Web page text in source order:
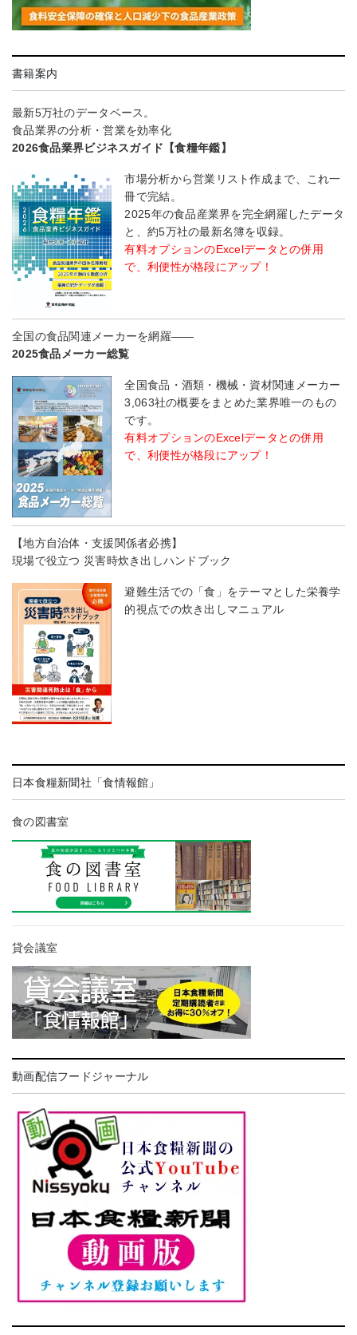
書籍案内
最新5万社のデータベース。
食品業界の分析・営業を効率化
2026食品業界ビジネスガイド【食糧年鑑】
市場分析から営業リスト作成まで、これ一
冊で完結。
2025年の食品産業界を完全網羅したデータ
と、約5万社の最新名簿を収録。
有料オプションのExcelデータとの併用
で、利便性が格段にアップ！
全国の食品関連メーカーを網羅――
2025食品メーカー総覧
全国食品・酒類・機械・資材関連メーカー
3,063社の概要をまとめた業界唯一のもの
です。
有料オプションのExcelデータとの併用
で、利便性が格段にアップ！
【地方自治体・支援関係者必携】
現場で役立つ 災害時炊き出しハンドブック
避難生活での「食」をテーマとした栄養学
的視点での炊き出しマニュアル
日本食糧新聞社「食情報館」
食の図書室
貸会議室
動画配信フードジャーナル